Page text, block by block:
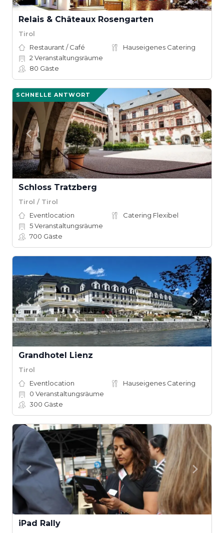
Relais & Châteaux Rosengarten
Tirol
Restaurant / Café
Hauseigenes Catering
2 Veranstaltungsräume
80 Gäste
SCHNELLE ANTWORT
Schloss Tratzberg
Tirol / Tirol
Eventlocation
Catering Flexibel
5Veranstaltungsräume
700 Gäste
Grandhotel Lienz
Tirol
Eventlocation
Hauseigenes Catering
0 Veranstaltungsräume
300 Gäste
iPad Rally